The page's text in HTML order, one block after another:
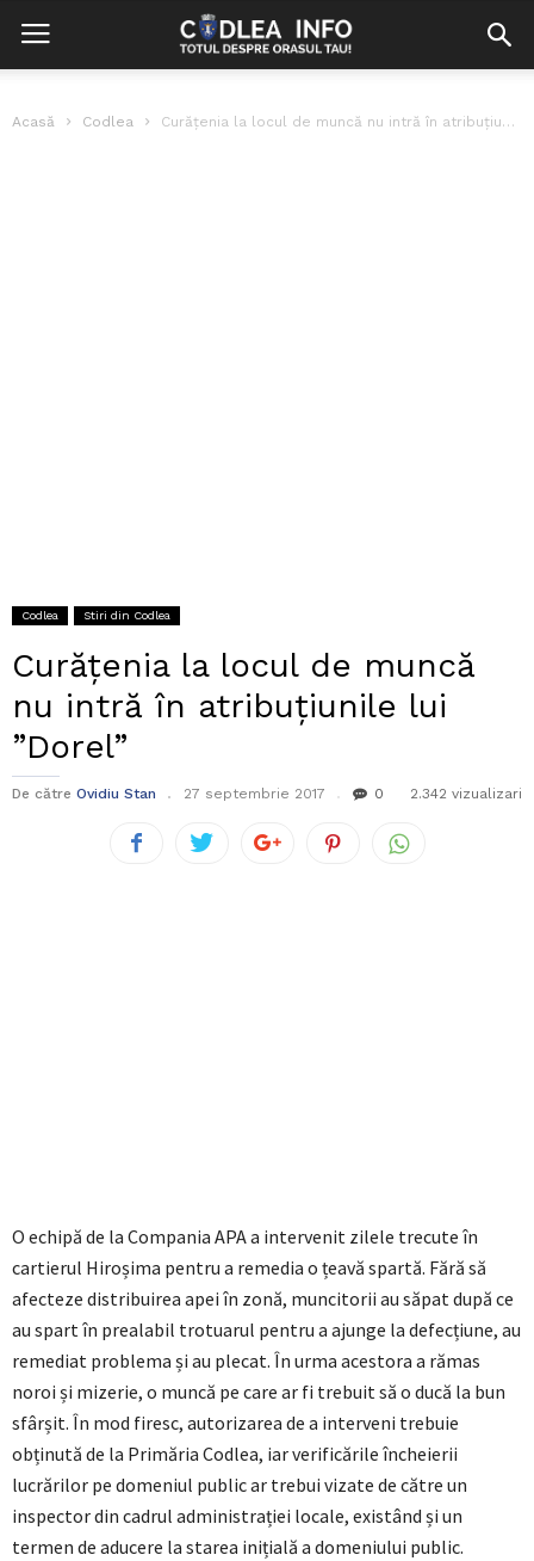
Acasă Codlea Curățenia la locul de muncă nu intră în atribuțiunile lui ”Dorel”
Codlea Stiri din Codlea
Curățenia la locul de muncă
nu intră în atribuțiunile lui
”Dorel”
De către Ovidiu Stan 27 septembrie 2017 0 2.342 vizualizari
O echipă de la Compania APA a intervenit zilele trecute în
cartierul Hiroșima pentru a remedia o țeavă spartă. Fără să
afecteze distribuirea apei în zonă, muncitorii au săpat după ce
au spart în prealabil trotuarul pentru a ajunge la defecțiune, au
remediat problema și au plecat. În urma acestora a rămas
noroi și mizerie, o muncă pe care ar fi trebuit să o ducă la bun
sfârșit. În mod firesc, autorizarea de a interveni trebuie
obținută de la Primăria Codlea, iar verificările încheierii
lucrărilor pe domeniul public ar trebui vizate de către un
inspector din cadrul administrației locale, existând și un
termen de aducere la starea inițială a domeniului public.